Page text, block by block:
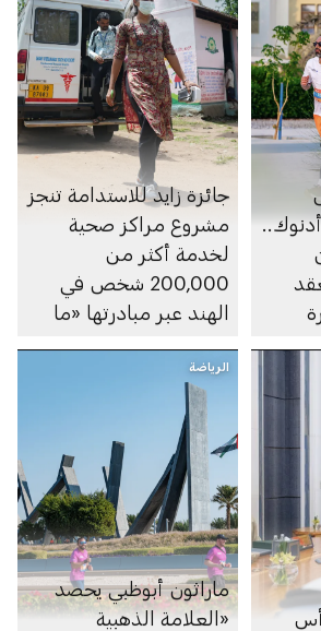
جائزة زايد للاستدامة تنجز
مشروع مراكز صحية
لخدمة أكثر من
200,000 شخص في
الهند عبر مبادرتها «ما
الرياضة
ماراثون أبوظبي يحصد
«العلامة الذهبية